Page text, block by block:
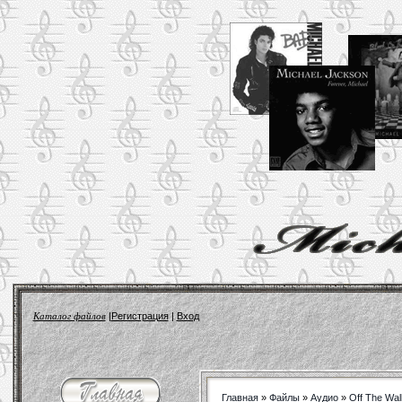
Каталог файлов|Регистрация|Вход
Главная» Файлы» Аудио» Off The Wall